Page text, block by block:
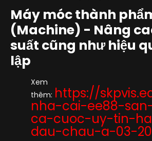
Máy móc thành
(Machine) - Nâng
suất cũng như hiệu
lập
Xem
thêm: https://
nha-cai-ee88-
ca-cuoc-uy-tin-
dau-chau-a-03-